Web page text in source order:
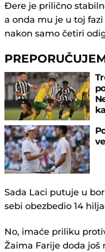
Đere je prilično
a onda mu je u toj
nakon samo četiri
Sada Laci putuje u
sebi obezbedio 14
No, imaće priliku
Žaima Farije doda još